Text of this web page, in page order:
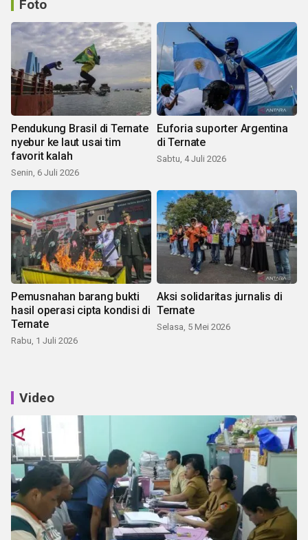
Foto
Pendukung Brasil di Ternate
nyebur ke laut usai tim
favorit kalah
Senin, 6 Juli 2026
Euforia suporter Argentina
di Ternate
Sabtu, 4 Juli 2026
Pemusnahan barang bukti
hasil operasi cipta kondisi di
Ternate
Rabu, 1 Juli 2026
Aksi solidaritas jurnalis di
Ternate
Selasa, 5 Mei 2026
Video